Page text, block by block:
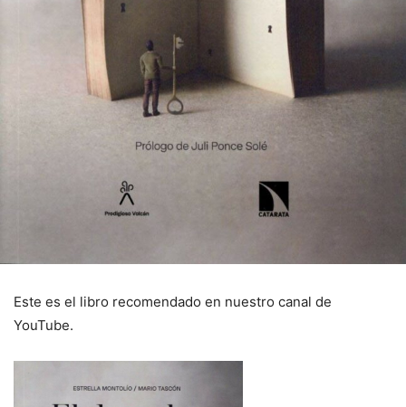
Este es el libro recomendado en nuestro canal de
YouTube.